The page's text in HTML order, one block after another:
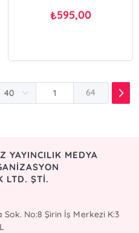
₺595,00
64
YAYINCILIK MEDYA
LTD. ŞTİ.
No:8 Şirin İş Merkezi K:3